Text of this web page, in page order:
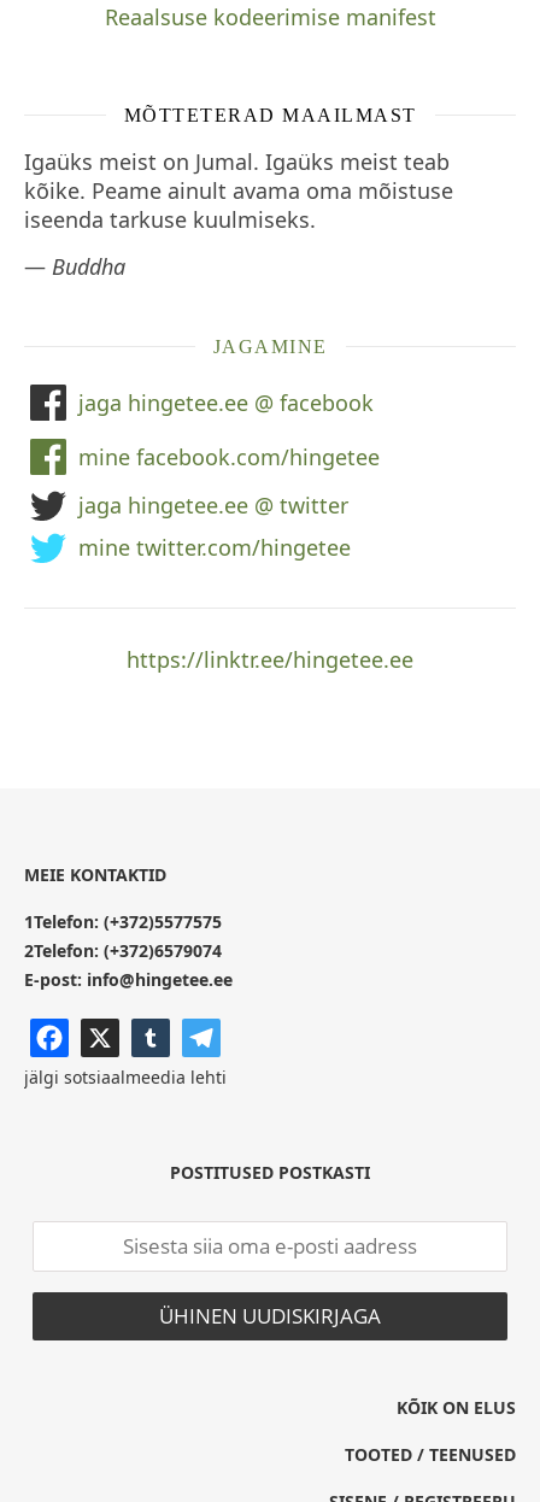
Reaalsuse kodeerimise manifest
MÕTTETERAD MAAILMAST
Igaüks meist on Jumal. Igaüks meist teab
kõike. Peame ainult avama oma mõistuse
iseenda tarkuse kuulmiseks.
— Buddha
JAGAMINE
jaga hingetee.ee @ facebook
mine facebook.com/hingetee
jaga hingetee.ee @ twitter
mine twitter.com/hingetee
https://linktr.ee/hingetee.ee
MEIE KONTAKTID
1Telefon: (+372)5577575
2Telefon: (+372)6579074
E-post: info@hingetee.ee
jälgi sotsiaalmeedia lehti
POSTITUSED POSTKASTI
KÕIK ON ELUS
TOOTED / TEENUSED